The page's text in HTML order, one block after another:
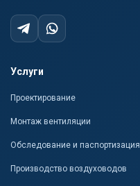
Услуги
Проектирование
Монтаж вентиляции
Обследование и паспортизация
Производство воздуховодов